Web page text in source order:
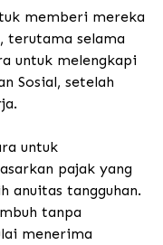
memberi mereka
terutama selama
untuk melengkapi
Sosial, setelah
untuk
pajak yang
anuitas tangguhan.
tanpa
menerima